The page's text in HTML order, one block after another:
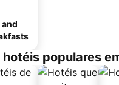
and
populares